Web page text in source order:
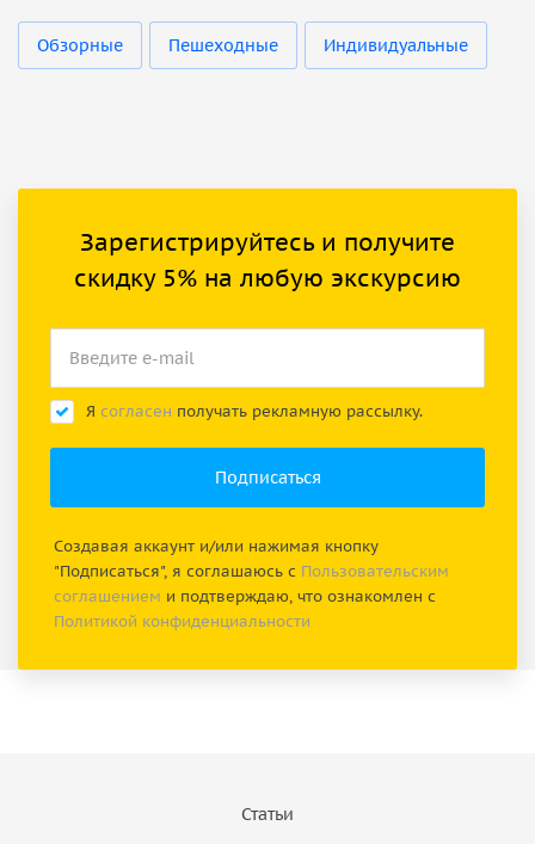
Обзорные Пешеходные Индивидуальные
Зарегистрируйтесь и получите
скидку 5% на любую экскурсию
Я согласен получать рекламную рассылку.
Создавая аккаунт и/или нажимая кнопку
"Подписаться", я соглашаюсь с Пользовательским
соглашением и подтверждаю, что ознакомлен с
Политикой конфиденциальности
Статьи